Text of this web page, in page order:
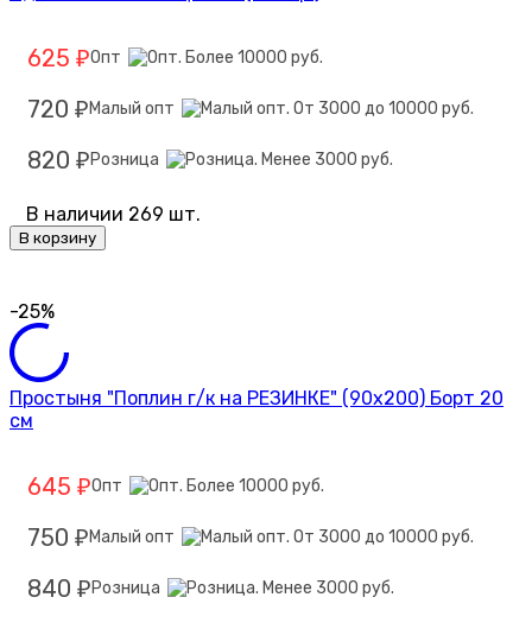
625 ₽Опт
720 ₽ Малый опт
820 ₽ Розница
В наличии 269 шт.
В корзину
-25%
Простыня "Поплин г/к на РЕЗИНКЕ" (90х200) Борт 20
см
645 ₽Опт
750 ₽ Малый опт
840 ₽ Розница